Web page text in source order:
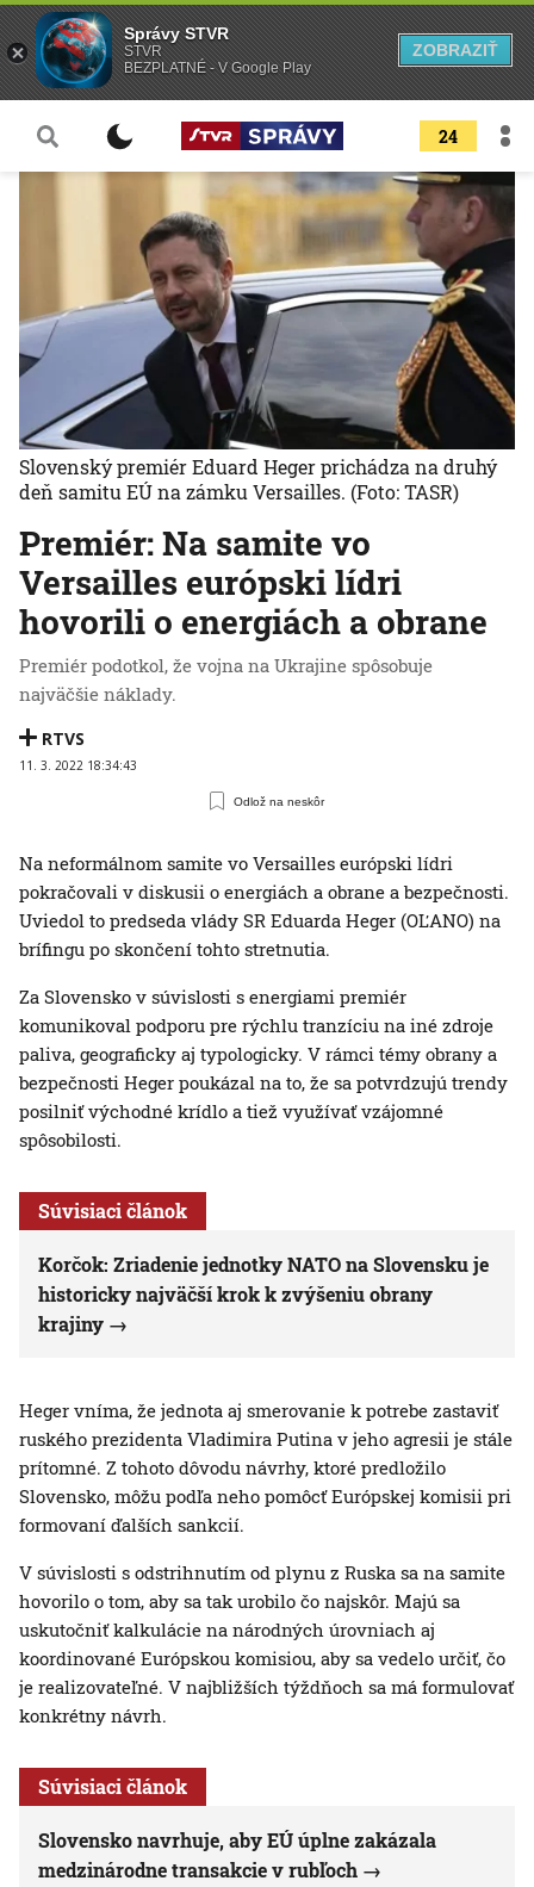
24
Premiér: Na samite vo
Versailles európski lídri
hovorili o energiách a obrane
Premiér podotkol, že vojna na Ukrajine spôsobuje
najväčšie náklady.
RTVS
11. 3. 2022 18:34:43
Odlož na neskôr
Slovenský premiér Eduard Heger prichádza na druhý
deň samitu EÚ na zámku Versailles. (Foto: TASR)
Na neformálnom samite vo Versailles európski lídri
pokračovali v diskusii o energiách a obrane a bezpečnosti.
Uviedol to predseda vlády SR Eduarda Heger (OĽANO) na
brífingu po skončení tohto stretnutia.
Za Slovensko v súvislosti s energiami premiér
komunikoval podporu pre rýchlu tranzíciu na iné zdroje
paliva, geograficky aj typologicky. V rámci témy obrany a
bezpečnosti Heger poukázal na to, že sa potvrdzujú trendy
posilniť východné krídlo a tiež využívať vzájomné
spôsobilosti.
Súvisiaci článok
Korčok: Zriadenie jednotky NATO na Slovensku je
historicky najväčší krok k zvýšeniu obrany
krajiny
Heger vníma, že jednota aj smerovanie k potrebe zastaviť
ruského prezidenta Vladimira Putina v jeho agresii je stále
prítomné. Z tohoto dôvodu návrhy, ktoré predložilo
Slovensko, môžu podľa neho pomôcť Európskej komisii pri
formovaní ďalších sankcií.
V súvislosti s odstrihnutím od plynu z Ruska sa na samite
hovorilo o tom, aby sa tak urobilo čo najskôr. Majú sa
uskutočniť kalkulácie na národných úrovniach aj
koordinované Európskou komisiou, aby sa vedelo určiť, čo
je realizovateľné. V najbližších týždňoch sa má formulovať
konkrétny návrh.
Súvisiaci článok
Slovensko navrhuje, aby EÚ úplne zakázala
medzinárodne transakcie v rubľoch
Správy STVR
STVR
BEZPLATNÉ - V Google Play
ZOBRAZIŤ